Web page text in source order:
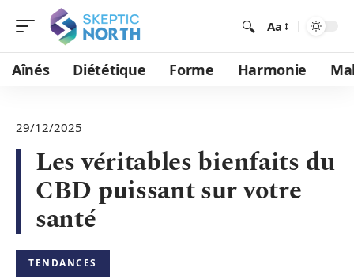
Aa
Aînés Diététique Forme Harmonie
29/12/2025
Les véritables bienfaits du
CBD puissant sur votre
santé
TENDANCES